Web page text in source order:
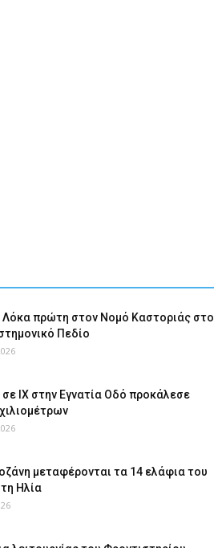
Λόκα πρώτη στον Νομό Καστοριάς στο
Πεδίο
ΙΧ στην Εγνατία Οδό προκάλεσε
μεταφέρονται τα 14 ελάφια του
Ηλία